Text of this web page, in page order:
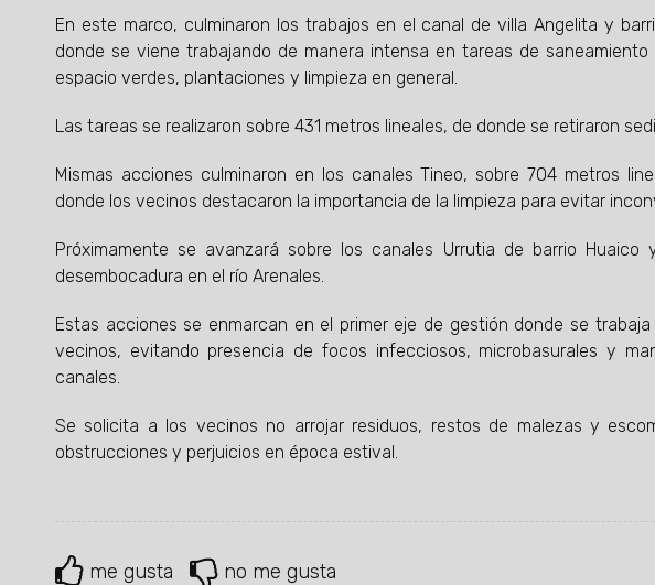
En este marco, culminaron los trabajos en el canal de villa Angelita y
donde se viene trabajando de manera intensa en tareas de
espacio verdes, plantaciones y limpieza en general.
Las tareas se realizaron sobre 431 metros lineales, de donde se retiraron
Mismas acciones culminaron en los canales Tineo, sobre 704 metros
donde los vecinos destacaron la importancia de la limpieza para evitar
Próximamente se avanzará sobre los canales Urrutia de barrio
desembocadura en el río Arenales.
Estas acciones se enmarcan en el primer eje de gestión donde se
vecinos, evitando presencia de focos infecciosos, microbasurales y
canales.
Se solicita a los vecinos no arrojar residuos, restos de malezas y
obstrucciones y perjuicios en época estival.
me gusta no me gusta